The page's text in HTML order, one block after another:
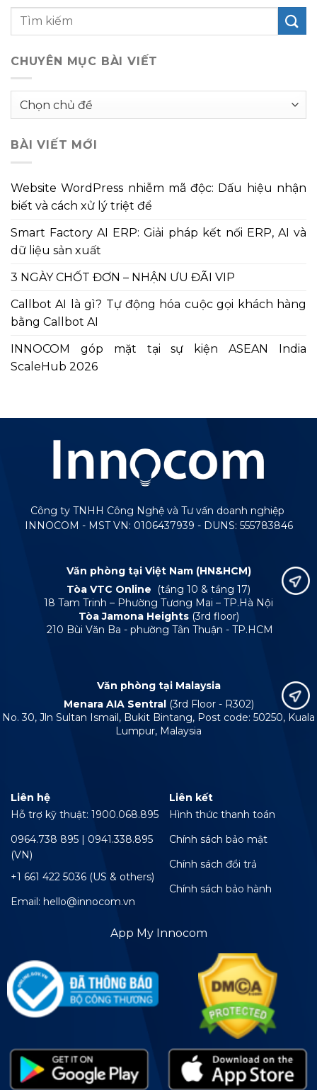
CHUYÊN MỤC BÀI VIẾT
Chuyên
viết
BÀI VIẾT MỚI
Website WordPress nhiễm mã độc: Dấu hiệu nhận
biết và cách xử lý triệt để
Smart Factory AI ERP: Giải pháp kết nối ERP, AI và
dữ liệu sản xuất
3 NGÀY CHỐT ĐƠN – NHẬN ƯU ĐÃI VIP
Callbot AI là gì? Tự động hóa cuộc gọi khách hàng
bằng Callbot AI
INNOCOM góp mặt tại sự kiện ASEAN India
ScaleHub 2026
Công ty TNHH Công Nghệ và Tư vấn doanh nghiệp
INNOCOM - MST VN: 0106437939 - DUNS: 555783846
Văn phòng tại Việt Nam (HN&HCM)
Tòa VTC Online
(tầng 10 & tầng 17)
18 Tam Trinh – Phường Tương Mai – TP.Hà Nội
Tòa Jamona Heights (3rd floor)
210 Bùi Văn Ba - phường Tân Thuận - TP.HCM
Văn phòng tại Malaysia
Menara AIA Sentral (3rd Floor - R302)
No. 30, Jln Sultan Ismail, Bukit Bintang, Post code: 50250, Kuala
Lumpur, Malaysia
Liên hệ
Hỗ trợ kỹ thuật: 1900.068.895
0964.738 895 | 0941.338.895
(VN)
+1 661 422 5036 (US & others)
Email: hello@innocom.vn
Liên kết
Hình thức thanh toán
Chính sách bảo mật
Chính sách đổi trả
Chính sách bảo hành
App My Innocom